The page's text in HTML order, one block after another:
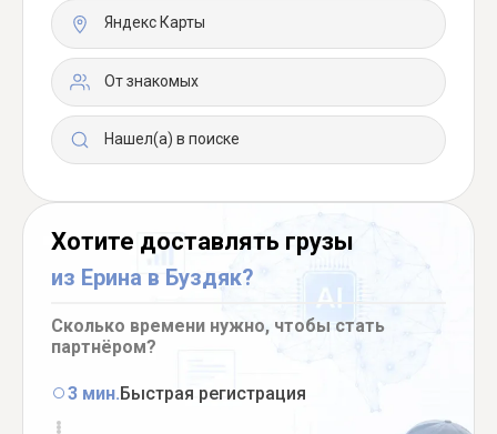
Яндекс Карты
От знакомых
Нашел(а) в поиске
Хотите доставлять грузы
из Ерина в Буздяк?
Сколько времени нужно, чтобы стать
партнёром?
3 мин.Быстрая регистрация